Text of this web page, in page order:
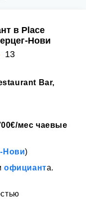
в Place
Нови
13
Bar,
мес чаевые
Нови)
официанта.